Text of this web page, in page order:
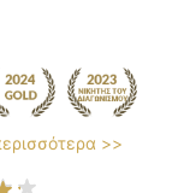
>>